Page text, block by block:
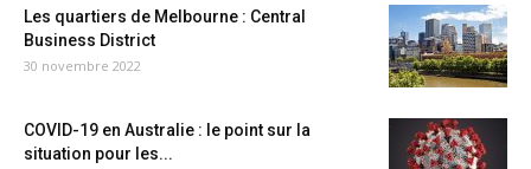
Les quartiers de Melbourne : Central
Business District
30 novembre 2022
COVID-19 en Australie : le point sur la
situation pour les...